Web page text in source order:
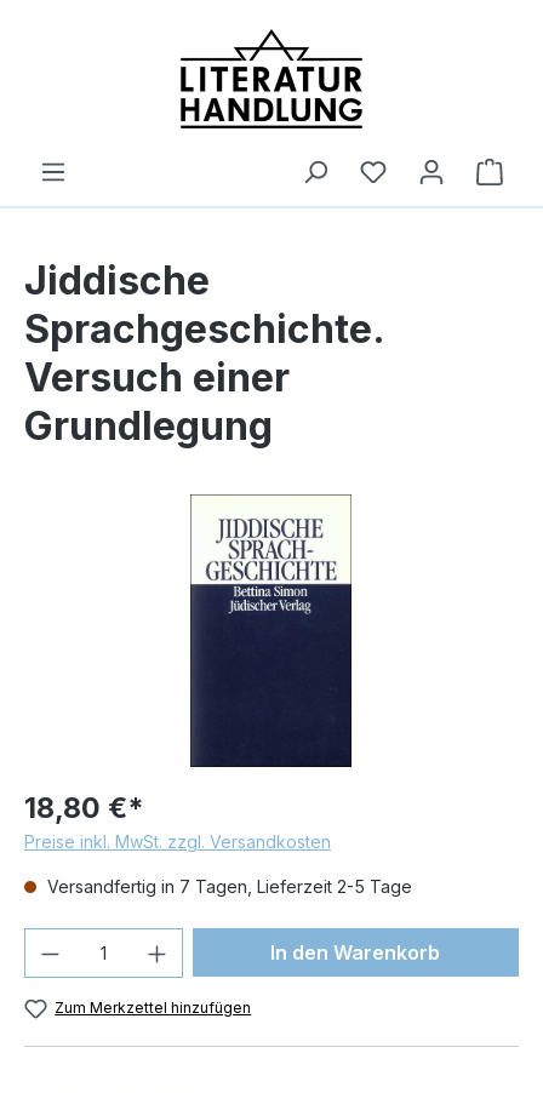
Jiddische
Sprachgeschichte.
Versuch einer
Grundlegung
18,80 €*
Preise inkl. MwSt. zzgl. Versandkosten
Versandfertig in 7 Tagen, Lieferzeit 2-5 Tage
Produkt Anzahl: Gib denIn den Warenkorb
Zum Merkzettel hinzufügen